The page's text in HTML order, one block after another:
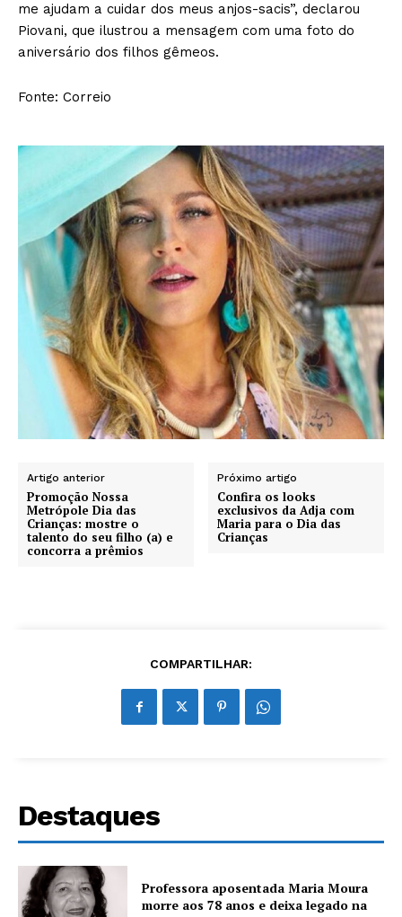
me ajudam a cuidar dos meus anjos-sacis”, declarou
Piovani, que ilustrou a mensagem com uma foto do
aniversário dos filhos gêmeos.
Fonte: Correio
Artigo anterior
Promoção Nossa
Metrópole Dia das
Crianças: mostre o
talento do seu filho (a) e
concorra a prêmios
Próximo artigo
Confira os looks
exclusivos da Adja com
Maria para o Dia das
Crianças
COMPARTILHAR:
Destaques
Professora aposentada Maria Moura
morre aos 78 anos e deixa legado na